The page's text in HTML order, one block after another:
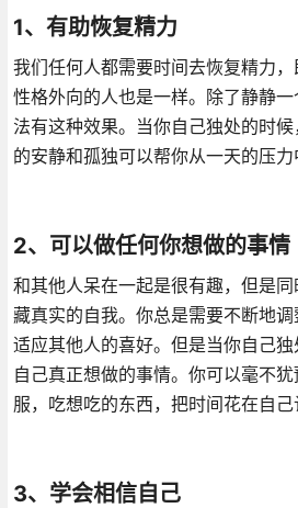
1、有助恢复精力
我们任何人都需要时间去恢复精力
性格外向的人也是一样。除了静静
法有这种效果。当你自己独处的时
的安静和孤独可以帮你从一天的压力
2、可以做任何你想做的事情
和其他人呆在一起是很有趣，但是
藏真实的自我。你总是需要不断地
适应其他人的喜好。但是当你自己
自己真正想做的事情。你可以毫不
服，吃想吃的东西，把时间花在自己
3、学会相信自己